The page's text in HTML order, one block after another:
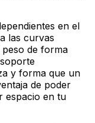
en el
las curvas
de forma
y forma que un
de poder
espacio en tu